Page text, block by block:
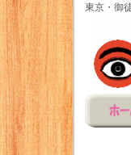
東京・御